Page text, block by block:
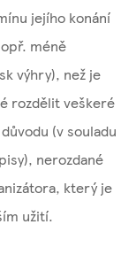
jejího konání
méně
výhry), než je
rozdělit veškeré
(v souladu
nerozdané
který je
užití.